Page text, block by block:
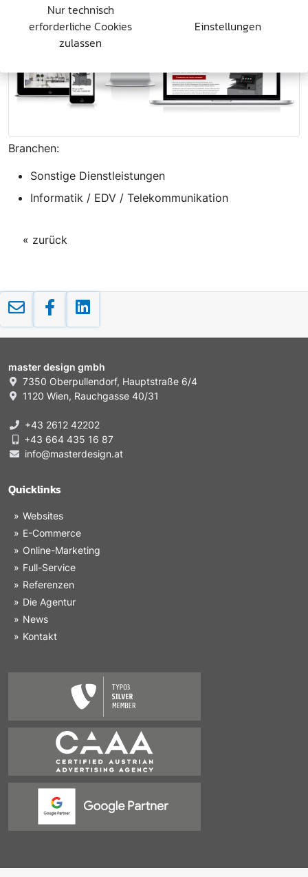
Branchen:
Sonstige Dienstleistungen
Informatik / EDV / Telekommunikation
« zurück
master design gmbh
7350 Oberpullendorf, Hauptstraße 6/4
1120 Wien, Rauchgasse 40/31
+43 2612 42202
+43 664 435 16 87
info@masterdesign.at
Quicklinks
Websites
E-Commerce
Online-Marketing
Full-Service
Referenzen
Die Agentur
News
Kontakt
Nur technisch
erforderliche Cookies
zulassen
Einstellungen